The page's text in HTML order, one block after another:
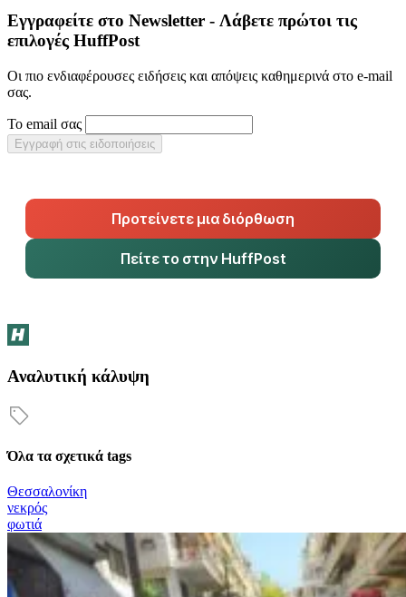
Εγγραφείτε στο Newsletter - Λάβετε πρώτοι τις
επιλογές HuffPost
Οι πιο ενδιαφέρουσες ειδήσεις και απόψεις καθημερινά στο e-mail
σας.
Το email σας
Εγγραφή στις ειδοποιήσεις
Προτείνετε μια διόρθωση
Πείτε το στην HuffPost
Αναλυτική κάλυψη
Όλα τα σχετικά tags
Θεσσαλονίκη
νεκρός
φωτιά